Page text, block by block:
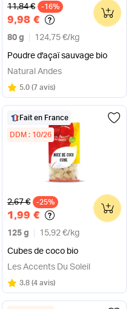
Ancien prix
11,84 € -16%
9,98 €
80 g 124,75 €/ kg
Poudre d'açaï sauvage bio
0
Natural Andes
Note
5.0 sur 5
(7 avis)
Fait en France
DDM : 10/26
Ancien prix
2,67 € -25%
1,99 €
125 g 15,92 €/ kg
Cubes de coco bio
0
Les Accents Du Soleil
Note
3.8 sur 5
(4 avis)